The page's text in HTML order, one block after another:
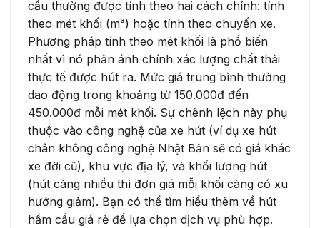
cầu thường được tính theo hai cách chính: tính
theo mét khối (m³) hoặc tính theo chuyến xe.
Phương pháp tính theo mét khối là phổ biến
nhất vì nó phản ánh chính xác lượng chất thải
thực tế được hút ra. Mức giá trung bình thường
dao động trong khoảng từ 150.000đ đến
450.000đ mỗi mét khối. Sự chênh lệch này phụ
thuộc vào công nghệ của xe hút (ví dụ xe hút
chân không công nghệ Nhật Bản sẽ có giá khác
xe đời cũ), khu vực địa lý, và khối lượng hút
(hút càng nhiều thì đơn giá mỗi khối càng có xu
hướng giảm). Bạn có thể tìm hiểu thêm về hút
hầm cầu giá rẻ để lựa chọn dịch vụ phù hợp.